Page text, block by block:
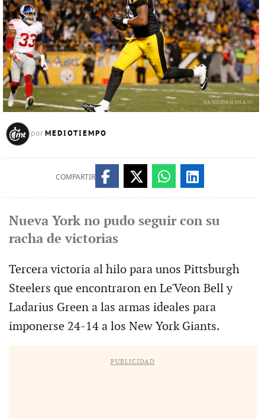
por MEDIOTIEMPO
COMPARTIR
Nueva York no pudo seguir con su
racha de victorias
Tercera victoria al hilo para unos Pittsburgh
Steelers que encontraron en Le'Veon Bell y
Ladarius Green a las armas ideales para
imponerse 24-14 a los New York Giants.
PUBLICIDAD